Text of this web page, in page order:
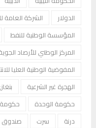
الدولار
الشركة العامة
المؤسسة الوطنية للنفط
المركز الوطني للأرصاد
المفوضية الوطنية العليا
الهجرة غير الشرعية
حكومة الوحدة
حكومة
درنة
سرت صندوق